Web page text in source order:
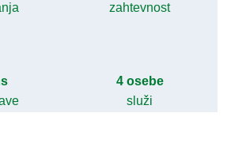
zahtevnost
4 osebe
služi